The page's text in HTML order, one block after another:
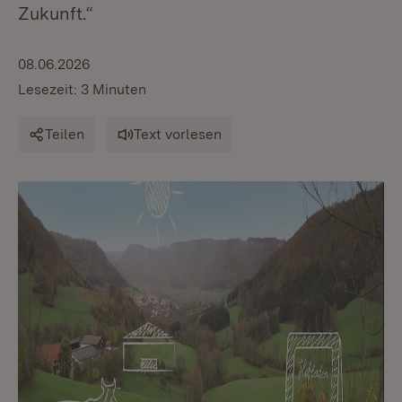
Zukunft.“
08.06.2026
Lesezeit: 3 Minuten
Teilen Text vorlesen